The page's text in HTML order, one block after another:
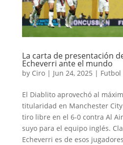
La carta de presentación
Echeverri ante el mundo
by Ciro| Jun 24, 2025 |
El Diablito aprovechó al
titularidad en Manchester
tiro libre en el 6-0 contra Al
suyo para el equipo inglés.
Echeverri es de esos